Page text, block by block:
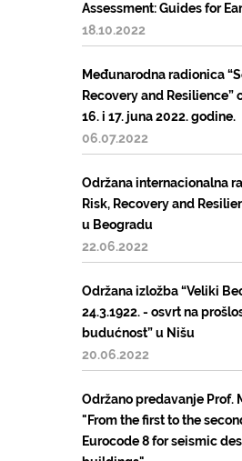
Assessment: Guides for
18.10.2022
Međunarodna radionica
Recovery and Resilience”
16. i 17. juna 2022. godine.
06.07.2022
Održana internacionalna
Risk, Recovery and
u Beogradu
22.06.2022
Održana izložba “Veliki
24.3.1922. - osvrt na
budućnost” u Nišu
20.06.2022
Održano predavanje Prof.
"From the first to the
Eurocode 8 for seismic